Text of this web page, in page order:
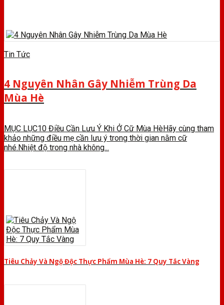
Tin Tức
4 Nguyên Nhân Gây Nhiễm Trùng Da
Mùa Hè
MỤC LỤC10 Điều Cần Lưu Ý Khi Ở Cữ Mùa HèHãy cùng tham
khảo những điều mẹ cần lưu ý trong thời gian nằm cữ
nhé.Nhiệt độ trong nhà không...
Tiêu Chảy Và Ngộ Độc Thực Phẩm Mùa Hè: 7 Quy Tắc Vàng